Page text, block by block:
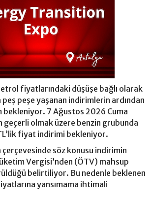
fiyatlarındaki düşüşe bağlı olarak
peşe yaşanan indirimlerin ardından
bekleniyor. 7 Ağustos 2026 Cuma
geçerli olmak üzere benzin grubunda
fiyat indirimi bekleniyor.
söz konusu indirimin
Vergisi’nden (ÖTV) mahsup
belirtiliyor. Bu nedenle beklenen
yansımama ihtimali